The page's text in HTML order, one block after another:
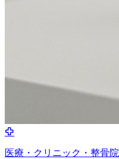
医療・クリニック・整骨院